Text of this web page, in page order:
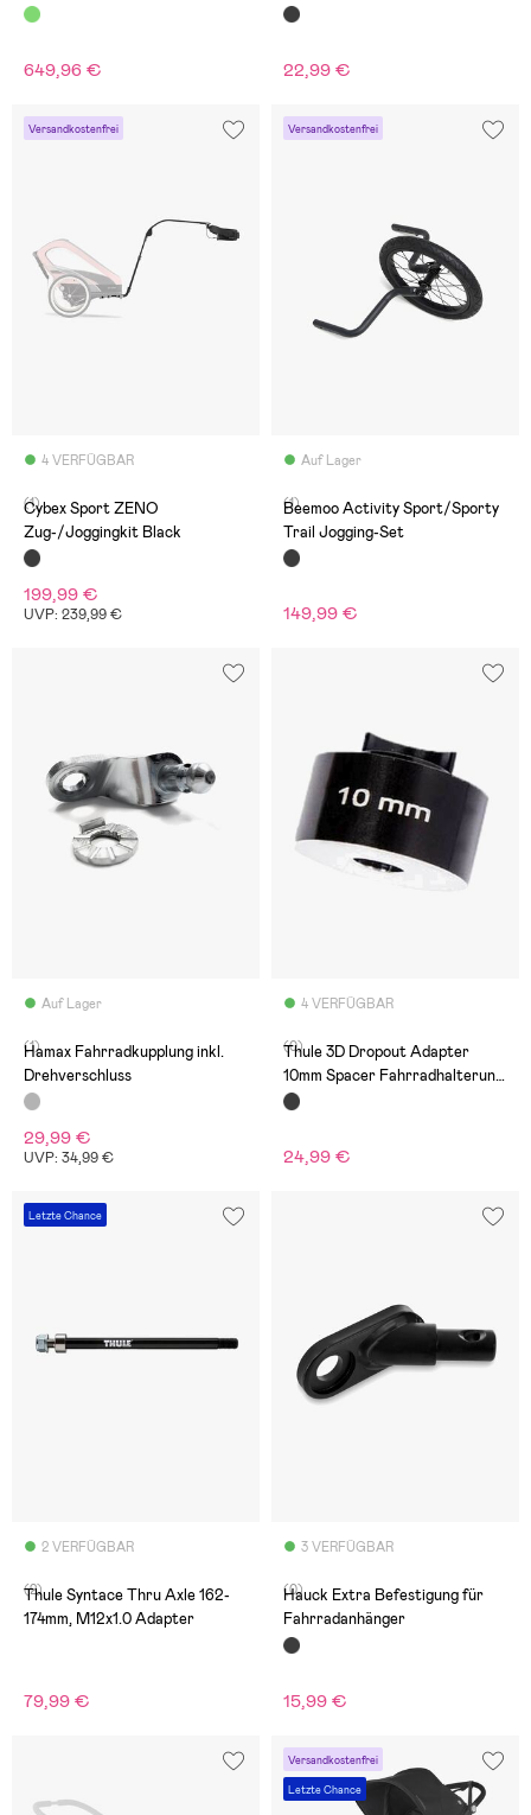
Set, Jogging-Set &
649,96 € 22,99 €
Versandkostenfrei
4 VERFÜGBAR
(1)
Cybex Sport ZENO
Zug-/Joggingkit Black
199,99 €
UVP: 239,99 €
Versandkostenfrei
Auf Lager
(1)
Beemoo Activity Sport/Sporty
Trail Jogging-Set
149,99 €
Auf Lager
(1)
Hamax Fahrradkupplung inkl.
Drehverschluss
29,99 €
UVP: 34,99 €
4 VERFÜGBAR
(0)
Thule 3D Dropout Adapter
10mm Spacer Fahrradhalterung,
Schwarz
24,99 €
Letzte Chance
2 VERFÜGBAR
(2)
Thule Syntace Thru Axle 162-
174mm, M12x1.0 Adapter
79,99 €
3 VERFÜGBAR
(0)
Hauck Extra Befestigung für
Fahrradanhänger
15,99 €
Versandkostenfrei
Letzte Chance